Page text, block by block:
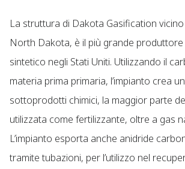
La struttura di Dakota Gasification
North Dakota, è il più grande
sintetico negli Stati Uniti. Utilizzando il
materia prima primaria, l’impianto crea
sottoprodotti chimici, la maggior parte
utilizzata come fertilizzante, oltre a gas
L’impianto esporta anche anidride
tramite tubazioni, per l’utilizzo nel